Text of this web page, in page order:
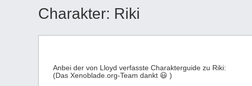
Charakter: Riki
Anbei der von Lloyd verfasste Charakterguide zu Riki:
(Das Xenoblade.org-Team dankt 😃 )